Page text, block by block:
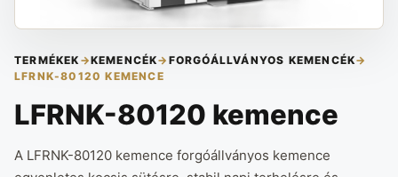
TERMÉKEK →KEMENCÉK→ FORGÓÁLLVÁNYOS KEMENCÉK→
LFRNK-80120 KEMENCE
LFRNK-80120 kemence
A LFRNK-80120 kemence forgóállványos kemence